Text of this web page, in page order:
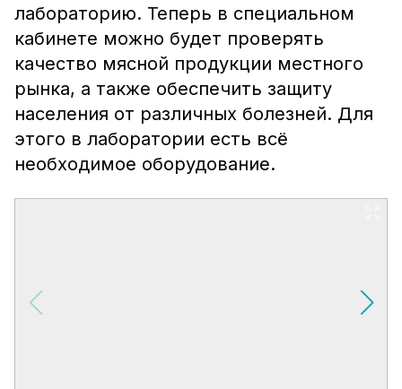
лабораторию. Теперь в специальном
кабинете можно будет проверять
качество мясной продукции местного
рынка, а также обеспечить защиту
населения от различных болезней. Для
этого в лаборатории есть всё
необходимое оборудование.